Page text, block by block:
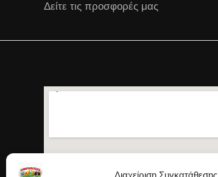
Διαχείριση Συγκατάθεσης
Δείτε τις προσφορές μας